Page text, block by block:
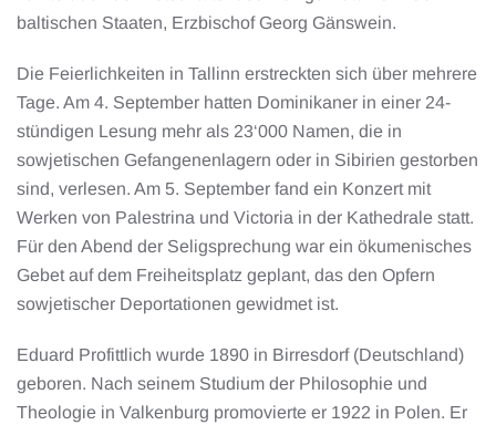
baltischen Staaten, Erzbischof Georg Gänswein.
Die Feierlichkeiten in Tallinn erstreckten sich über mehrere
Tage. Am 4. September hatten Dominikaner in einer 24-
stündigen Lesung mehr als 23‘000 Namen, die in
sowjetischen Gefangenenlagern oder in Sibirien gestorben
sind, verlesen. Am 5. September fand ein Konzert mit
Werken von Palestrina und Victoria in der Kathedrale statt.
Für den Abend der Seligsprechung war ein ökumenisches
Gebet auf dem Freiheitsplatz geplant, das den Opfern
sowjetischer Deportationen gewidmet ist.
Eduard Profittlich wurde 1890 in Birresdorf (Deutschland)
geboren. Nach seinem Studium der Philosophie und
Theologie in Valkenburg promovierte er 1922 in Polen. Er